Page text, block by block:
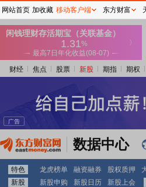
财经 焦点 股票 新股 期指 期权
数据中心
特色 龙虎榜单 融资融券 股权质押
新股
新股申购 新股日历 新股上会
网站首页 加收藏 移动客户端 东方财富